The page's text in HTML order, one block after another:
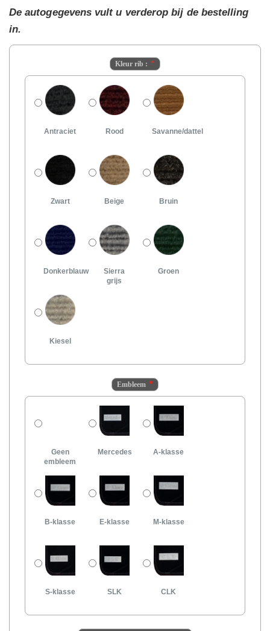
De autogegevens vult u verderop bij de bestelling
in.
Kleur rib :
Antraciet Rood Savanne/dattel
Zwart Beige Bruin
Donkerblauw
Sierra
grijs
Groen
Kiesel
Embleem
Geen
embleem
Mercedes A-klasse
B-klasse E-klasse M-klasse
S-klasse SLK CLK